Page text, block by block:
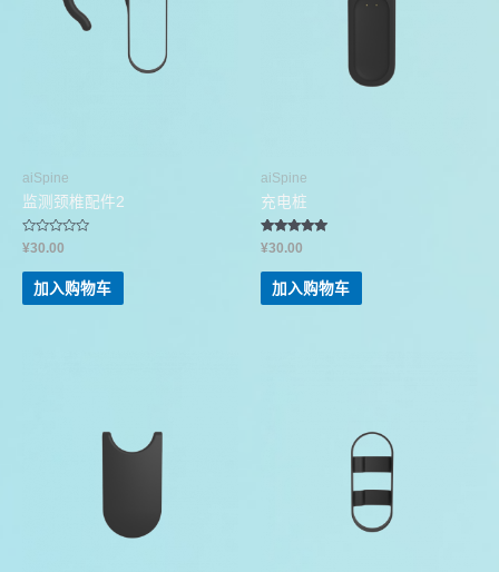
aiSpine
监测颈椎配件2
评
分
0
&sol;
¥30.00
加入购物车
aiSpine
充电桩
评分
5.00
&sol; 5
¥30.00
加入购物车